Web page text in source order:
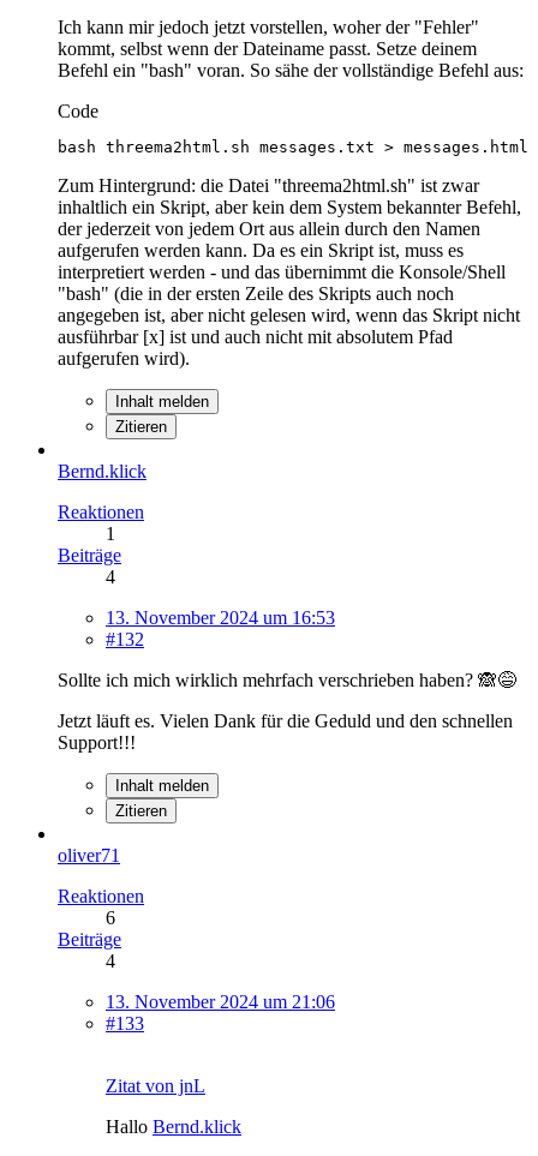
Ich kann mir jedoch jetzt vorstellen, woher der "Fehler"
kommt, selbst wenn der Dateiname passt. Setze deinem
Befehl ein "bash" voran. So sähe der vollständige Befehl aus:
Code
bash threema2html.sh messages.txt > messages.html
Zum Hintergrund: die Datei "threema2html.sh" ist zwar
inhaltlich ein Skript, aber kein dem System bekannter Befehl,
der jederzeit von jedem Ort aus allein durch den Namen
aufgerufen werden kann. Da es ein Skript ist, muss es
interpretiert werden - und das übernimmt die Konsole/Shell
"bash" (die in der ersten Zeile des Skripts auch noch
angegeben ist, aber nicht gelesen wird, wenn das Skript nicht
ausführbar [x] ist und auch nicht mit absolutem Pfad
aufgerufen wird).
Inhalt melden
Zitieren
Bernd.klick
Reaktionen
1
Beiträge
4
13. November 2024 um 16:53
#132
Sollte ich mich wirklich mehrfach verschrieben haben? 🙈😅
Jetzt läuft es. Vielen Dank für die Geduld und den schnellen
Support!!!
Inhalt melden
Zitieren
oliver71
Reaktionen
6
Beiträge
4
13. November 2024 um 21:06
#133
Zitat von jnL
Hallo Bernd.klick